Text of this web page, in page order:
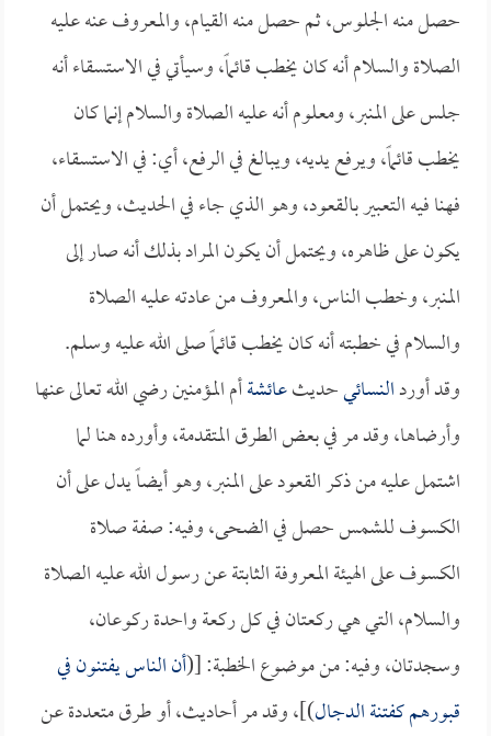
حصل منه الجلوس، ثم حصل منه القيام، والمعروف عنه عليه
الصلاة والسلام أنه كان يخطب قائماً، وسيأتي في الاستسقاء أنه
جلس على المنبر، ومعلوم أنه عليه الصلاة والسلام إنما كان
يخطب قائماً، ويرفع يديه، ويبالغ في الرفع، أي: في الاستسقاء،
فهنا فيه التعبير بالقعود، وهو الذي جاء في الحديث، ويحتمل أن
يكون على ظاهره، ويحتمل أن يكون المراد بذلك أنه صار إلى
المنبر، وخطب الناس، والمعروف من عادته عليه الصلاة
والسلام في خطبته أنه كان يخطب قائماً صلى الله عليه وسلم.
وقد أوردالنسائيحديثعائشةأم المؤمنين رضي الله تعالى عنها
وأرضاها، وقد مر في بعض الطرق المتقدمة، وأورده هنا لما
اشتمل عليه من ذكر القعود على المنبر، وهو أيضاً يدل على أن
الكسوف للشمس حصل في الضحى، وفيه: صفة صلاة
الكسوف على الهيئة المعروفة الثابتة عن رسول الله عليه الصلاة
والسلام، التي هي ركعتان في كل ركعة واحدة ركوعان،
وسجدتان، وفيه: من موضوع الخطبة: [(أن الناس يفتنون في
قبورهم كفتنة الدجال)]، وقد مر أحاديث، أو طرق متعددة عن